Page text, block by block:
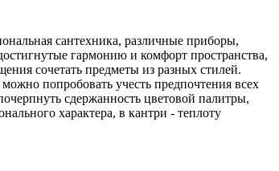
сантехника, различные приборы,
гармонию и комфорт пространства,
сочетать предметы из разных стилей.
попробовать учесть предпочтения всех
сдержанность цветовой палитры,
характера, в кантри - теплоту